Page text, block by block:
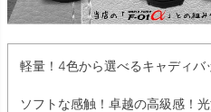
軽量！4色から選べるキャディバ
ソフトな感触！卓越の高級感！